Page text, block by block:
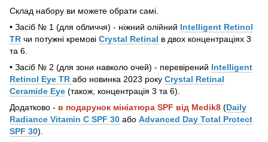
Склад набору ви можете обрати самі.
• Засіб № 1 (для обличчя) - ніжний олійний Intelligent Retinol
TR чи потужні кремові Crystal Retinal в двох концентраціях 3
та 6.
• Засіб № 2 (для зони навколо очей) - перевірений Intelligent
Retinol Eye TR або новинка 2023 року Crystal Retinal
Ceramide Eye (також, концентрація 3 та 6).
Додатково - в подарунок мініатюра SPF від Medik8 (Daily
Radiance Vitamin C SPF 30 або Advanced Day Total Protect
SPF 30).